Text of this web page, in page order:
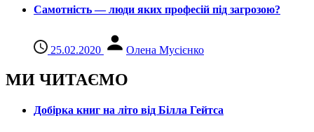
Самотність — люди яких професій під загрозою?
25.02.2020 Олена Мусієнко
МИ ЧИТАЄМО
Добірка книг на літо від Білла Гейтса